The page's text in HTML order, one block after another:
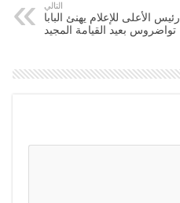
التالي
رئيس الأعلى للإعلام يهنئ البابا
تواضروس بعيد القيامة المجيد